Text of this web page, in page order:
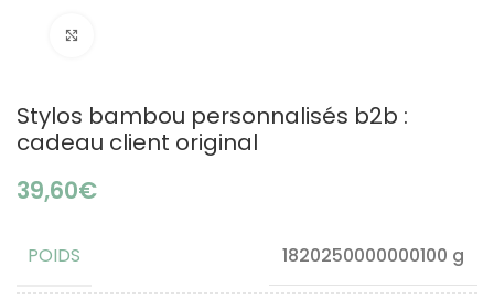
Stylos bambou personnalisés b2b :
cadeau client original
€
POIDS 1820250000000100 g